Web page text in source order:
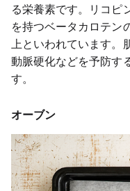
る栄養素です。リコピ
を持つベータカロテン
上といわれています。
動脈硬化などを予防す
す。
オーブン